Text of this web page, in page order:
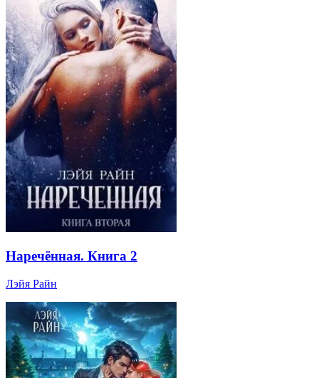
Наречённая. Книга 2
Лэйя Райн